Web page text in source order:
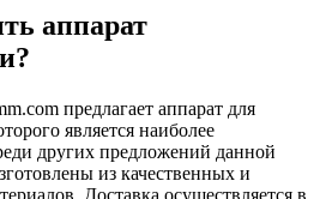
аппарат
предлагает аппарат для
является наиболее
других предложений данной
из качественных и